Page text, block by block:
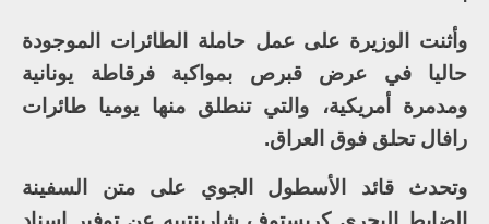
وأثنت الوزيرة على عمل حاملة الطائرات الموجودة
حاليا في عرض قبرص بمواكبة فرقاطة يونانية
ومدمرة أمريكية، والتي تنطلق منها يوميا طائرات
رافال تحلق فوق العراق.
وتحدث قائد الأسطول الجوي على متن السفينة